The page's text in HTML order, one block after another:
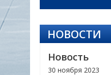
НОВОСТИ
Новость
30 ноября 2023